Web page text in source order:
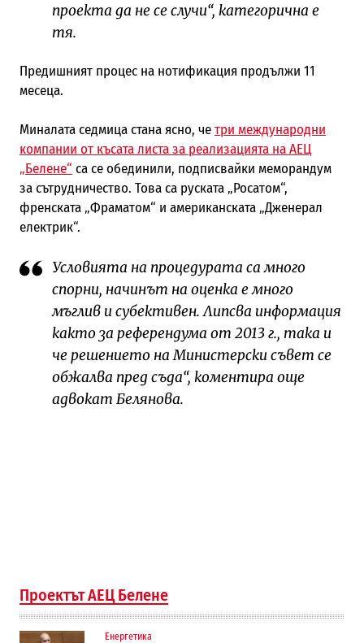
Проектът АЕЦ Белене
Енергетика
проекта да не се случи“, категорична е
тя.
Предишният процес на нотификация продължи 11
месеца.
Миналата седмица стана ясно, четри международни
компании от късата листа за реализацията на АЕЦ
„Белене“ са се обединили, подписвайки меморандум
за сътрудничество. Това са руската „Росатом“,
френската „Фраматом“ и американската „Дженерал
електрик“.
Условията на процедурата са много
спорни, начинът на оценка е много
мъглив и субективен. Липсва информация
както за референдума от 2013 г., така и
че решението на Министерски съвет се
обжалва пред съда“, коментира още
адвокат Белянова.